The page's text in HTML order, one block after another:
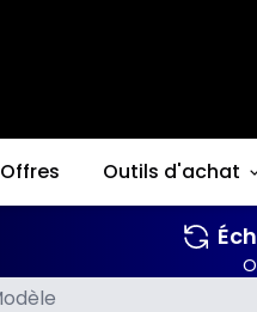
Offres Outils d'achat